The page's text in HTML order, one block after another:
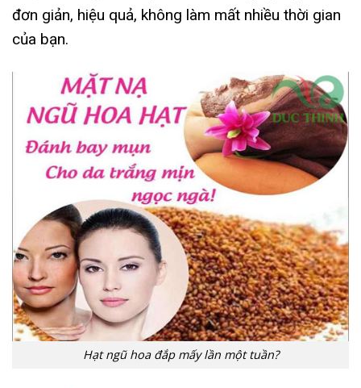
đơn giản, hiệu quả, không làm mất nhiều thời gian
của bạn.
Hạt ngũ hoa đắp mấy lần một tuần?